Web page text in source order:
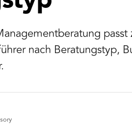
passt
nach Beratungstyp,